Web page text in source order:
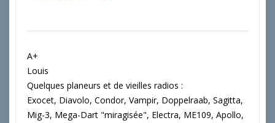
A+
Louis
Quelques planeurs et de vieilles radios :
Exocet, Diavolo, Condor, Vampir, Doppelraab, Sagitta,
Mig-3, Mega-Dart "miragisée", Electra, ME109, Apollo,